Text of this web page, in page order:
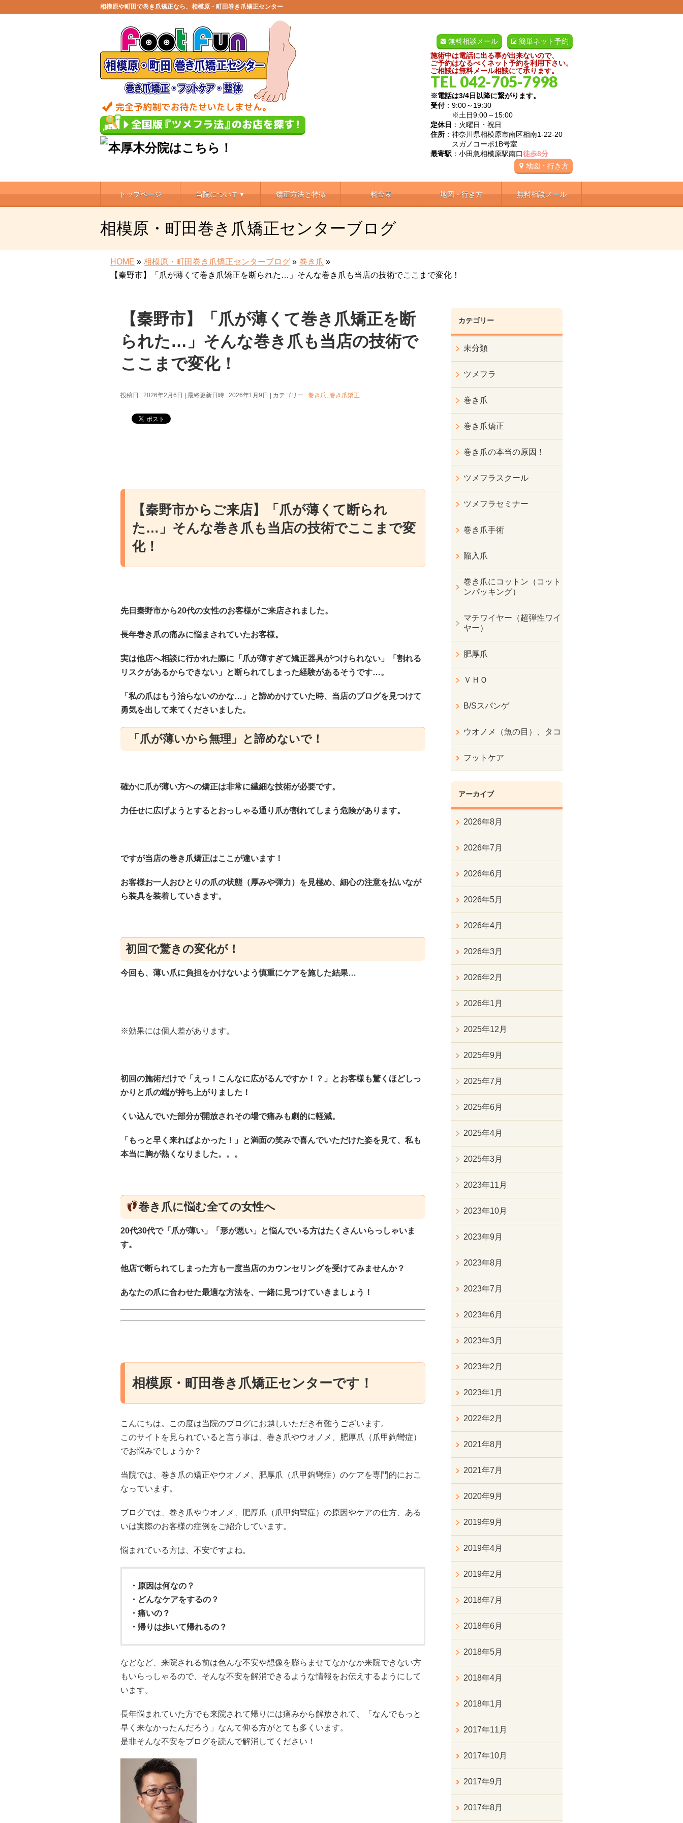
相模原や町田で巻き爪矯正なら、相模原・町田巻き爪矯正センター
簡単ネット予約
無料相談メール
施術中は電話に出る事が出来ないので、
ご予約はなるべくネット予約を利用下さい。
ご相談は無料メール相談にて承ります。
TEL 042-705-7998
※電話は3/4日以降に繋がります。
受付：9:00～19:30
※土日9:00～15:00
定休日 ：火曜日・祝日
住所 ：神奈川県相模原市南区相南1-22-20
スガノコーポ1B号室
最寄駅 ：小田急相模原駅南口徒歩8分
地図・行き方
トップページ 当院について▼ 矯正方法と特徴 料金表 地図・行き方 無料相談メール
相模原・町田巻き爪矯正センターブログ
HOME » 相模原・町田巻き爪矯正センターブログ » 巻き爪 »
【秦野市】「爪が薄くて巻き爪矯正を断られた…」そんな巻き爪も当店の技術でここまで変化！
【秦野市】「爪が薄くて巻き爪矯正を断
られた…」そんな巻き爪も当店の技術で
ここまで変化！
投稿日 : 2026年2月6日 最終更新日時 : 2026年1月9日 カテゴリー : 巻き爪, 巻き爪矯正
【秦野市からご来店】「爪が薄くて断られ
た…」そんな巻き爪も当店の技術でここまで変
化！
先日秦野市から20代の女性のお客様がご来店されました。
長年巻き爪の痛みに悩まされていたお客様。
実は他店へ相談に行かれた際に「爪が薄すぎて矯正器具がつけられない」「割れる
リスクがあるからできない」と断られてしまった経験があるそうです…。
「私の爪はもう治らないのかな…」と諦めかけていた時、当店のブログを見つけて
勇気を出して来てくださいました。
「爪が薄いから無理」と諦めないで！
確かに爪が薄い方への矯正は非常に繊細な技術が必要です。
力任せに広げようとするとおっしゃる通り爪が割れてしまう危険があります。
ですが当店の巻き爪矯正はここが違います！
お客様お一人おひとりの爪の状態（厚みや弾力）を見極め、細心の注意を払いなが
ら装具を装着していきます。
初回で驚きの変化が！
今回も、薄い爪に負担をかけないよう慎重にケアを施した結果…
※効果には個人差があります。
初回の施術だけで「えっ！こんなに広がるんですか！？」とお客様も驚くほどしっ
かりと爪の端が持ち上がりました！
くい込んでいた部分が開放されその場で痛みも劇的に軽減。
「もっと早く来ればよかった！」と満面の笑みで喜んでいただけた姿を見て、私も
本当に胸が熱くなりました。。。
巻き爪に悩む全ての女性へ
20代30代で「爪が薄い」「形が悪い」と悩んでいる方はたくさんいらっしゃいま
す。
他店で断られてしまった方も一度当店のカウンセリングを受けてみませんか？
あなたの爪に合わせた最適な方法を、一緒に見つけていきましょう！
相模原・町田巻き爪矯正センターです！
こんにちは。この度は当院のブログにお越しいただき有難うございます。
このサイトを見られていると言う事は、巻き爪やウオノメ、肥厚爪（爪甲鉤彎症）
でお悩みでしょうか？
当院では、巻き爪の矯正やウオノメ、肥厚爪（爪甲鉤彎症）のケアを専門的におこ
なっています。
ブログでは、巻き爪やウオノメ、肥厚爪（爪甲鉤彎症）の原因やケアの仕方、ある
いは実際のお客様の症例をご紹介しています。
悩まれている方は、不安ですよね。
・原因は何なの？
・どんなケアをするの？
・痛いの？
・帰りは歩いて帰れるの？
などなど、来院される前は色んな不安や想像を膨らませてなかなか来院できない方
もいらっしゃるので、そんな不安を解消できるような情報をお伝えするようにして
います。
長年悩まれていた方でも来院されて帰りには痛みから解放されて、「なんでもっと
早く来なかったんだろう」なんて仰る方がとても多くいます。
是非そんな不安をブログを読んで解消してください！
カテゴリー
未分類
ツメフラ
巻き爪
巻き爪矯正
巻き爪の本当の原因！
ツメフラスクール
ツメフラセミナー
巻き爪手術
陥入爪
巻き爪にコットン（コット
ンパッキング）
マチワイヤー（超弾性ワイ
ヤー）
肥厚爪
ＶＨＯ
B/Sスパンゲ
ウオノメ（魚の目）、タコ
フットケア
アーカイブ
2026年8月
2026年7月
2026年6月
2026年5月
2026年4月
2026年3月
2026年2月
2026年1月
2025年12月
2025年9月
2025年7月
2025年6月
2025年4月
2025年3月
2023年11月
2023年10月
2023年9月
2023年8月
2023年7月
2023年6月
2023年3月
2023年2月
2023年1月
2022年2月
2021年8月
2021年7月
2020年9月
2019年9月
2019年4月
2019年2月
2018年7月
2018年6月
2018年5月
2018年4月
2018年1月
2017年11月
2017年10月
2017年9月
2017年8月